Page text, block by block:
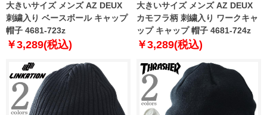
大きいサイズ メンズ AZ DEUX
刺繍入り ベースボール キャップ
帽子 4681-723z
￥3,289(税込)
大きいサイズ メンズ AZ DEUX
カモフラ柄 刺繍入り ワークキャ
ップ キャップ 帽子 4681-724z
￥3,289(税込)